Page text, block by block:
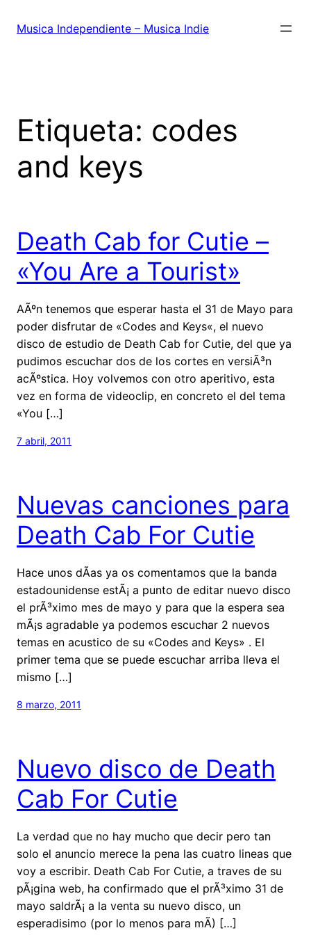
Musica Independiente – Musica Indie
Etiqueta: codes
and keys
Death Cab for Cutie –
«You Are a Tourist»
AÃºn tenemos que esperar hasta el 31 de Mayo para
poder disfrutar de «Codes and Keys«, el nuevo
disco de estudio de Death Cab for Cutie, del que ya
pudimos escuchar dos de los cortes en versiÃ³n
acÃºstica. Hoy volvemos con otro aperitivo, esta
vez en forma de videoclip, en concreto el del tema
«You […]
7 abril, 2011
Nuevas canciones para
Death Cab For Cutie
Hace unos dÃ­as ya os comentamos que la banda
estadounidense estÃ¡ a punto de editar nuevo disco
el prÃ³ximo mes de mayo y para que la espera sea
mÃ¡s agradable ya podemos escuchar 2 nuevos
temas en acustico de su «Codes and Keys» . El
primer tema que se puede escuchar arriba lleva el
mismo […]
8 marzo, 2011
Nuevo disco de Death
Cab For Cutie
La verdad que no hay mucho que decir pero tan
solo el anuncio merece la pena las cuatro lineas que
voy a escribir. Death Cab For Cutie, a traves de su
pÃ¡gina web, ha confirmado que el prÃ³ximo 31 de
mayo saldrÃ¡ a la venta su nuevo disco, un
esperadisimo (por lo menos para mÃ­) […]